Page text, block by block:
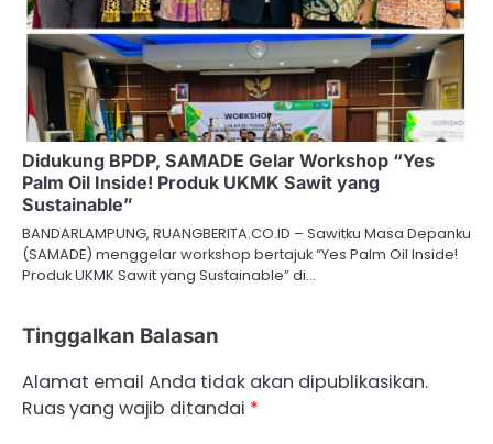
Didukung BPDP, SAMADE Gelar Workshop “Yes
Palm Oil Inside! Produk UKMK Sawit yang
Sustainable”
BANDARLAMPUNG, RUANGBERITA.CO.ID – Sawitku Masa Depanku
(SAMADE) menggelar workshop bertajuk “Yes Palm Oil Inside!
Produk UKMK Sawit yang Sustainable” di…
Tinggalkan Balasan
Alamat email Anda tidak akan dipublikasikan.
Ruas yang wajib ditandai *